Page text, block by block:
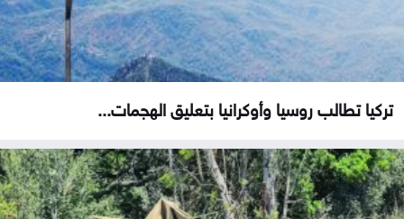
تركيا تطالب روسيا وأوكرانيا بتعليق الهجمات...